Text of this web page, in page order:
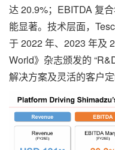
达 20.9%；EBITDA 复
能显著。技术层面，
于 2022 年、2023 年及
World》杂志颁发的
解决方案及灵活的客户